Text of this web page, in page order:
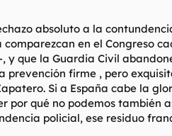
absoluto a la
en el Congreso
y que la Guardia Civil
prevención firme , pero
Si a España cabe la
por qué no podemos
policial, ese residuo